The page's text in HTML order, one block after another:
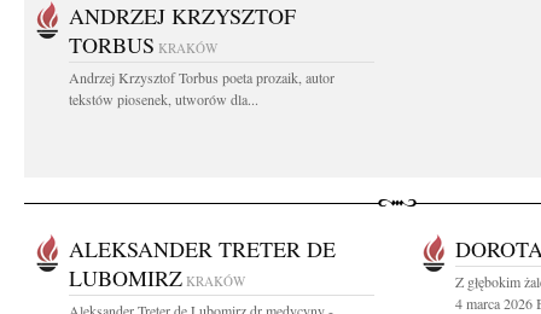
ANDRZEJ KRZYSZTOF
TORBUS KRAKÓW
Andrzej Krzysztof Torbus poeta prozaik, autor
tekstów piosenek, utworów dla...
ALEKSANDER TRETER DE
LUBOMIRZ KRAKÓW
Z głębokim
4 marca 2026